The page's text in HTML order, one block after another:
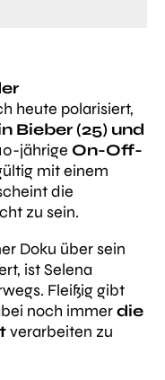
heute polarisiert,
Bieber (25) und
jährige On-Off-
mit einem
die
zu sein.
Doku über sein
ist Selena
Fleißig gibt
noch immerdie
verarbeiten zu